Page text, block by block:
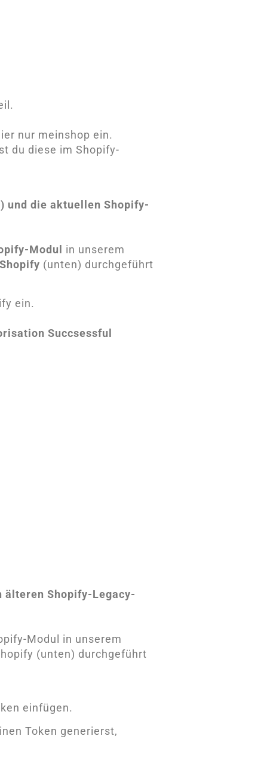
nur meinshop ein.
du diese im Shopify-
und die aktuellen Shopify-
Modul
in unserem
(unten) durchgeführt
ein.
Succsessful
älteren Shopify-Legacy-
Modul in unserem
(unten) durchgeführt
einfügen.
Token generierst,